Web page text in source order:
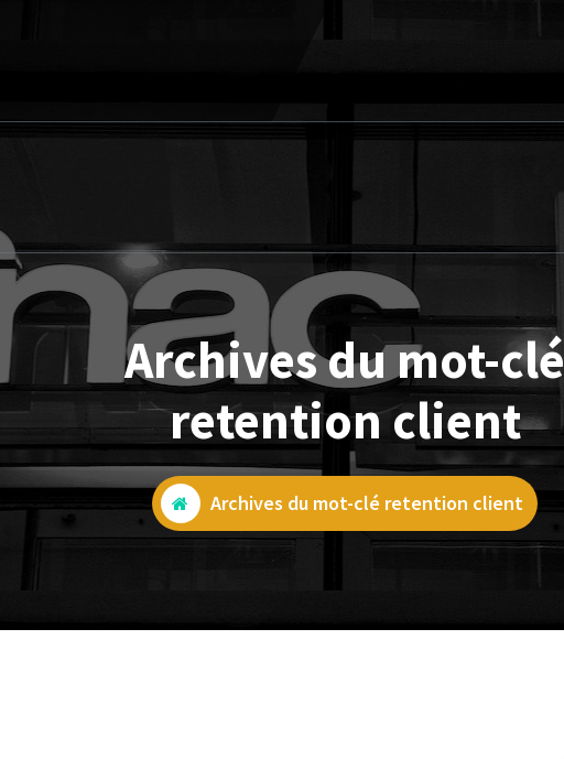
Archives du mot-clé
retention client
Archives du mot-clé retention client